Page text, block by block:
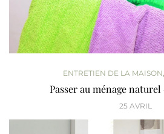
ENTRETIEN DE LA MAISON,
Passer au ménage
25 AVRIL